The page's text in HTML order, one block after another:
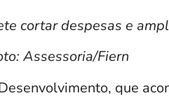
cortar despesas e
Assessoria/Fiern
que